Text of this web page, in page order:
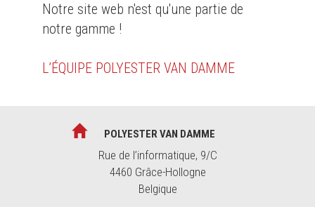
Notre site web n'est qu'une partie de
notre gamme !
L’ÉQUIPE POLYESTER VAN DAMME
POLYESTER VAN DAMME
Rue de l’informatique, 9/C
4460 Grâce-Hollogne
Belgique